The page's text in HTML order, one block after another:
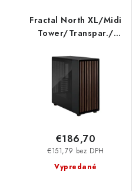
Fractal North XL/Midi
Tower/Transpar./
Fractal Design
Vypredané
€151,79 bez DPH
€186,70